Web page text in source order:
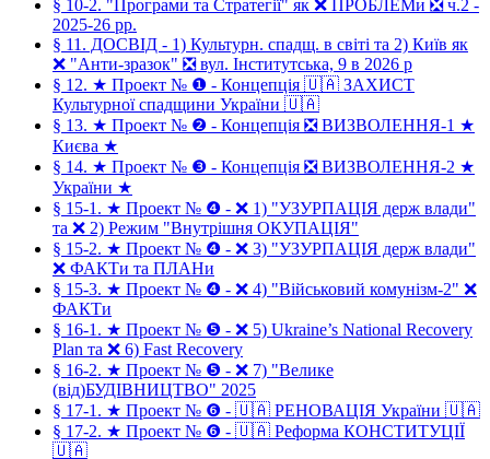
§ 10-2. "Програми та Стратегії" як ❌ ПРОБЛЕМи ❎ ч.2 -
2025-26 рр.
§ 11. ДОСВІД - 1) Культурн. спадщ. в світі та 2) Київ як
❌ "Анти-зразок" ❎ вул. Інститутська, 9 в 2026 р
§ 12. ★ Проект № ❶ - Концепція 🇺🇦 ЗАХИСТ
Культурної спадщини України 🇺🇦
§ 13. ★ Проект № ❷ - Концепція ❎ ВИЗВОЛЕННЯ-1 ★
Києва ★
§ 14. ★ Проект № ❸ - Концепція ❎ ВИЗВОЛЕННЯ-2 ★
України ★
§ 15-1. ★ Проект № ❹ - ❌ 1) "УЗУРПАЦІЯ держ влади"
та ❌ 2) Режим "Внутрішня ОКУПАЦІЯ"
§ 15-2. ★ Проект № ❹ - ❌ 3) "УЗУРПАЦІЯ держ влади"
❌ ФАКТи та ПЛАНи
§ 15-3. ★ Проект № ❹ - ❌ 4) "Військовий комунізм-2" ❌
ФАКТи
§ 16-1. ★ Проект № ❺ - ❌ 5) Ukraine’s National Recovery
Plan та ❌ 6) Fast Recovery
§ 16-2. ★ Проект № ❺ - ❌ 7) "Велике
(від)БУДІВНИЦТВО" 2025
§ 17-1. ★ Проект № ❻ - 🇺🇦 РЕНОВАЦІЯ України 🇺🇦
§ 17-2. ★ Проект № ❻ - 🇺🇦 Реформа КОНСТИТУЦІЇ
🇺🇦